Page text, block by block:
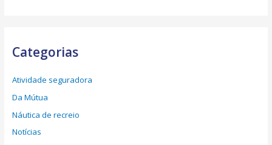
Categorias
Atividade seguradora
Da Mútua
Náutica de recreio
Notícias